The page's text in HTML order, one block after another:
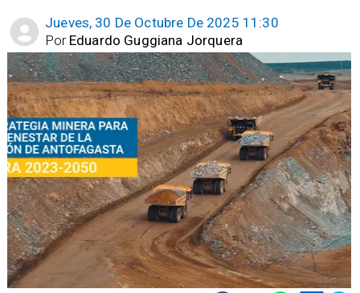
Jueves, 30 De Octubre De 2025 11:30
Eduardo Guggiana Jorquera
Por